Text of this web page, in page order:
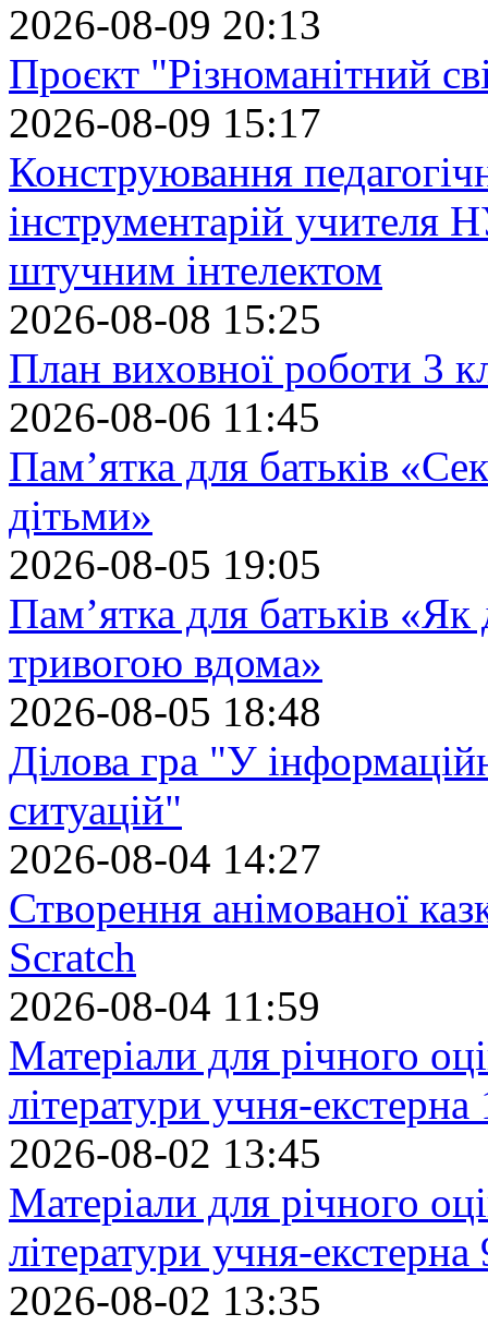
2026-08-09 20:13
Проєкт "Різноманітний
2026-08-09 15:17
Конструювання
інструментарій учителя
штучним інтелектом
2026-08-08 15:25
План виховної роботи 3
2026-08-06 11:45
Пам’ятка для батьків
дітьми»
2026-08-05 19:05
Пам’ятка для батьків
тривогою вдома»
2026-08-05 18:48
Ділова гра "У
ситуацій"
2026-08-04 14:27
Створення анімованої
Scratch
2026-08-04 11:59
Матеріали для річного
літератури учня-екстерна
2026-08-02 13:45
Матеріали для річного
літератури учня-екстерна
2026-08-02 13:35